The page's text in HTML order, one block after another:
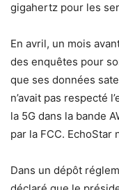
gigahertz pour les
En avril, un mois
des enquêtes pour
que ses données
n’avait pas respecté
la 5G dans la bande
par la FCC. EchoStar
Dans un dépôt